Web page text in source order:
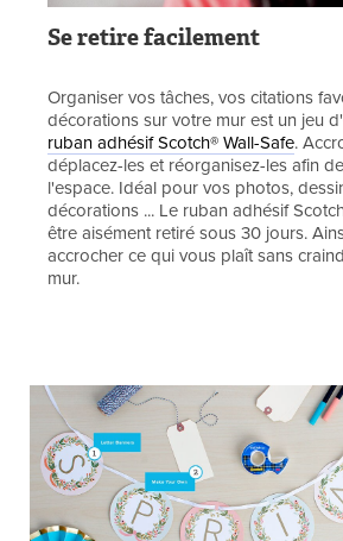
Se retire facilement
Organiser vos tâches, vos citations
décorations sur votre mur est un jeu
ruban adhésif Scotch® Wall-Safe.
déplacez-les et réorganisez-les afin
l'espace. Idéal pour vos photos,
décorations ... Le ruban adhésif
être aisément retiré sous 30 jours.
accrocher ce qui vous plaît sans
mur.